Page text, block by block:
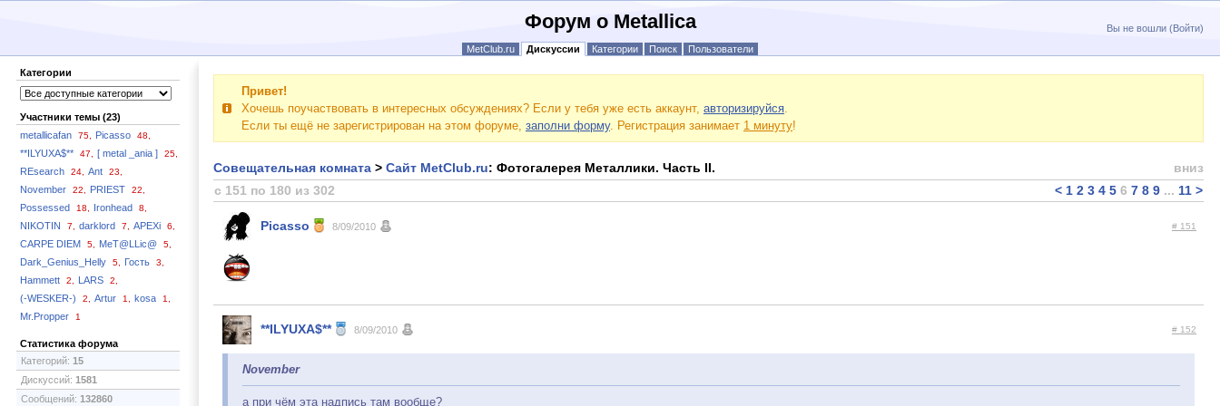
Вы не вошли (Войти)
Форум о Metallica
MetClub.ru Дискуссии Категории Поиск Пользователи
Категории
Участники темы (23)
metallicafan
75, Picasso 48,
**ILYUXA$** 47, [ metal _ania ] 25,
REsearch 24, Ant 23,
November 22, PRIEST 22,
Possessed 18, Ironhead 8,
NIKOTIN 7, darklord 7, APEXi 6,
CARPE DIEM 5, MeT@LLic@ 5,
Dark_Genius_Helly 5, Гость 3,
Hammett 2, LARS 2,
(-WESKER-) 2, Artur 1, kosa 1,
Mr.Propper 1
Статистика форума
Категорий: 15
Дискуссий: 1581
Сообщений: 132860
Привет!
Хочешь поучаствовать в интересных обсуждениях? Если у тебя уже есть аккаунт, авторизируйся.
Если ты ещё не зарегистрирован на этом форуме, заполни форму. Регистрация занимает 1 минуту!
Совещательная комната > Сайт MetClub.ru: Фотогалерея Металлики. Часть II.
вниз
с 151 по 180 из 302
< 1 2 3 4 5 6 7 8 9 ... 11 >
Picasso 8/09/2010 # 151
**ILYUXA$** 8/09/2010 # 152
November
а при чём эта надпись там вообще?